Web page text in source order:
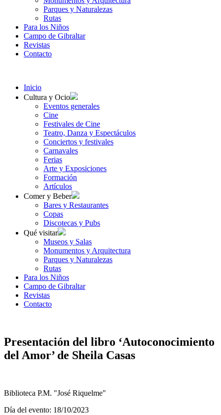
Parques y Naturalezas
Rutas
Para los Niños
Campo de Gibraltar
Revistas
Contacto
Inicio
Cultura y Ocio
Eventos generales
Cine
Festivales de Cine
Teatro, Danza y Espectáculos
Conciertos y festivales
Carnavales
Ferias
Arte y Exposiciones
Formación
Artículos
Comer y Beber
Bares y Restaurantes
Copas
Discotecas y Pubs
Qué visitar
Museos y Salas
Monumentos y Arquitectura
Parques y Naturalezas
Rutas
Para los Niños
Campo de Gibraltar
Revistas
Contacto
Presentación del libro ‘Autoconocimiento
del Amor’ de Sheila Casas
Biblioteca P.M. "José Riquelme"
Día del evento: 18/10/2023